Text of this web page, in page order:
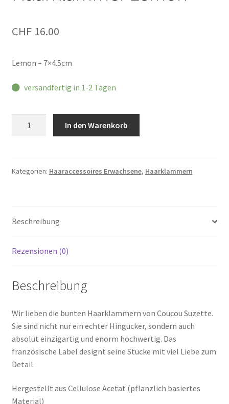
CHF16.00
Lemon – 7×4.5cm
versandfertig in 1-2 Tagen
Menge
In den Warenkorb
Kategorien: Haaraccessoires Erwachsene, Haarklammern
Beschreibung
Rezensionen (0)
Beschreibung
Wir lieben die bunten Haarklammern von Coucou Suzette.
Sie sind nicht nur ein echter Hingucker, sondern auch
absolut einzigartig und enorm hochwertig. Das
französische Label designt seine Stücke mit viel Liebe zum
Detail.
Hergestellt aus Cellulose Acetat (pflanzlich basiertes
Material)